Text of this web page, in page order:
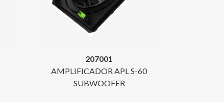
207001
AMPLIFICADOR APL S-60
SUBWOOFER